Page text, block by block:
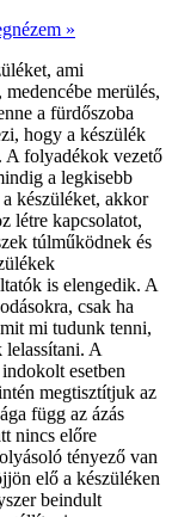
»
ami
merülés,
a fürdőszoba
hogy a készülék
A folyadékok vezető
a legkisebb
készüléket, akkor
létre kapcsolatot,
túlműködnek és
is elengedik. A
csak ha
mi tudunk tenni,
A
esetben
megtisztítjuk az
függ az ázás
nincs előre
tényező van
elő a készüléken
beindult